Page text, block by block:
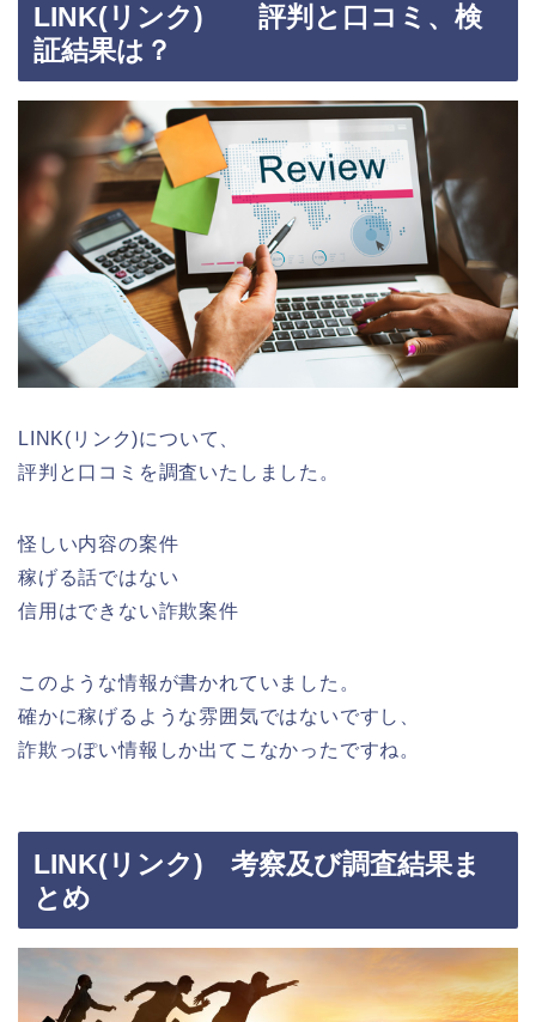
LINK(リンク) 評判と口コミ、検
証結果は？
LINK(リンク)について、
評判と口コミを調査いたしました。
怪しい内容の案件
稼げる話ではない
信用はできない詐欺案件
このような情報が書かれていました。
確かに稼げるような雰囲気ではないですし、
詐欺っぽい情報しか出てこなかったですね。
LINK(リンク) 考察及び調査結果ま
とめ